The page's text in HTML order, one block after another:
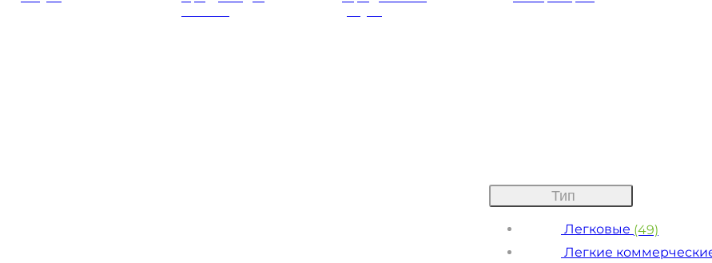
Тип
Легковые (49)
Легкие